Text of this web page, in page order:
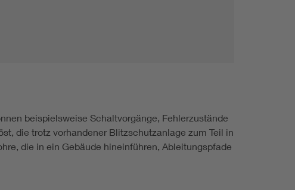
beispielsweise Schaltvorgänge, Fehlerzustände
die trotz vorhandener Blitzschutzanlage zum Teil in
die in ein Gebäude hineinführen, Ableitungspfade